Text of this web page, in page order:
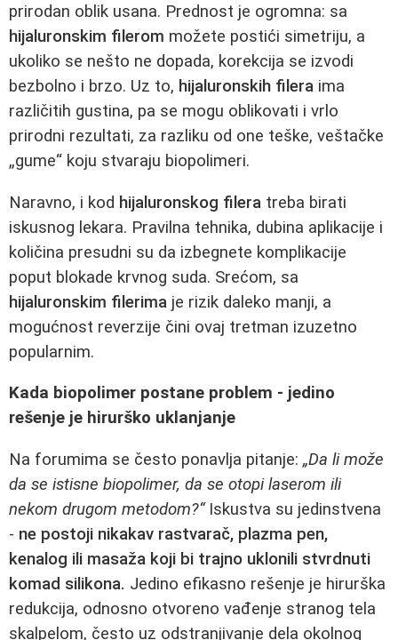
prirodan oblik usana. Prednost je ogromna: sa
hijaluronskim filerom možete postići simetriju, a
ukoliko se nešto ne dopada, korekcija se izvodi
bezbolno i brzo. Uz to, hijaluronskih filera ima
različitih gustina, pa se mogu oblikovati i vrlo
prirodni rezultati, za razliku od one teške, veštačke
„gume“ koju stvaraju biopolimeri.
Naravno, i kod hijaluronskog filera treba birati
iskusnog lekara. Pravilna tehnika, dubina aplikacije i
količina presudni su da izbegnete komplikacije
poput blokade krvnog suda. Srećom, sa
hijaluronskim filerima je rizik daleko manji, a
mogućnost reverzije čini ovaj tretman izuzetno
popularnim.
Kada biopolimer postane problem - jedino
rešenje je hirurško uklanjanje
Na forumima se često ponavlja pitanje: „Da li može
da se istisne biopolimer, da se otopi laserom ili
nekom drugom metodom?“Iskustva su jedinstvena
- ne postoji nikakav rastvarač, plazma pen,
kenalog ili masaža koji bi trajno uklonili stvrdnuti
komad silikona. Jedino efikasno rešenje je hirurška
redukcija, odnosno otvoreno vađenje stranog tela
skalpelom, često uz odstranjivanje dela okolnog